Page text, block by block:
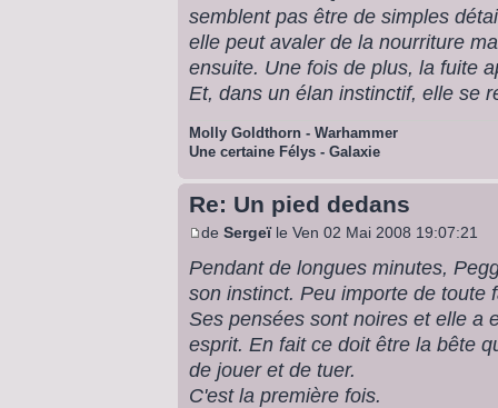
semblent pas être de simples
elle peut avaler de la nourriture
ensuite. Une fois de plus, la fuite
Et, dans un élan instinctif, elle se
Molly Goldthorn - Warhammer
Une certaine Félys - Galaxie
Re: Un pied dedans
de Sergeïle Ven 02 Mai 2008 19:07:21
Pendant de longues minutes,
son instinct. Peu importe de toute
Ses pensées sont noires et elle a
esprit. En fait ce doit être la bête
de jouer et de tuer.
C'est la première fois.